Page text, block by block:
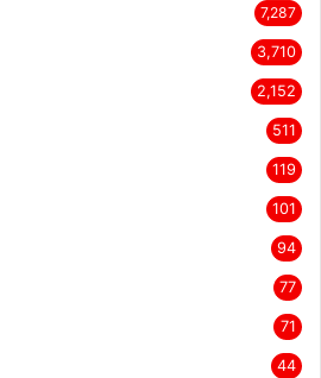
7,287
3,710
2,152
511
119
101
94
77
71
44